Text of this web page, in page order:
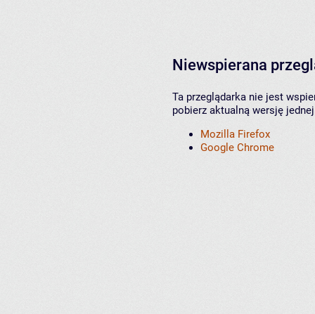
Niewspierana
Ta przeglądarka nie jest
pobierz aktualną wersję
Mozilla Firefox
Google Chrome